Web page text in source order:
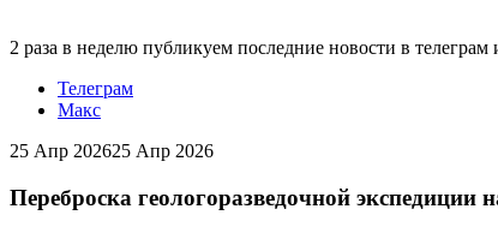
2 раза в неделю публикуем последние новости в
Телеграм
Макс
25 Апр 202625 Апр 2026
Переброска геологоразведочной экспедиции